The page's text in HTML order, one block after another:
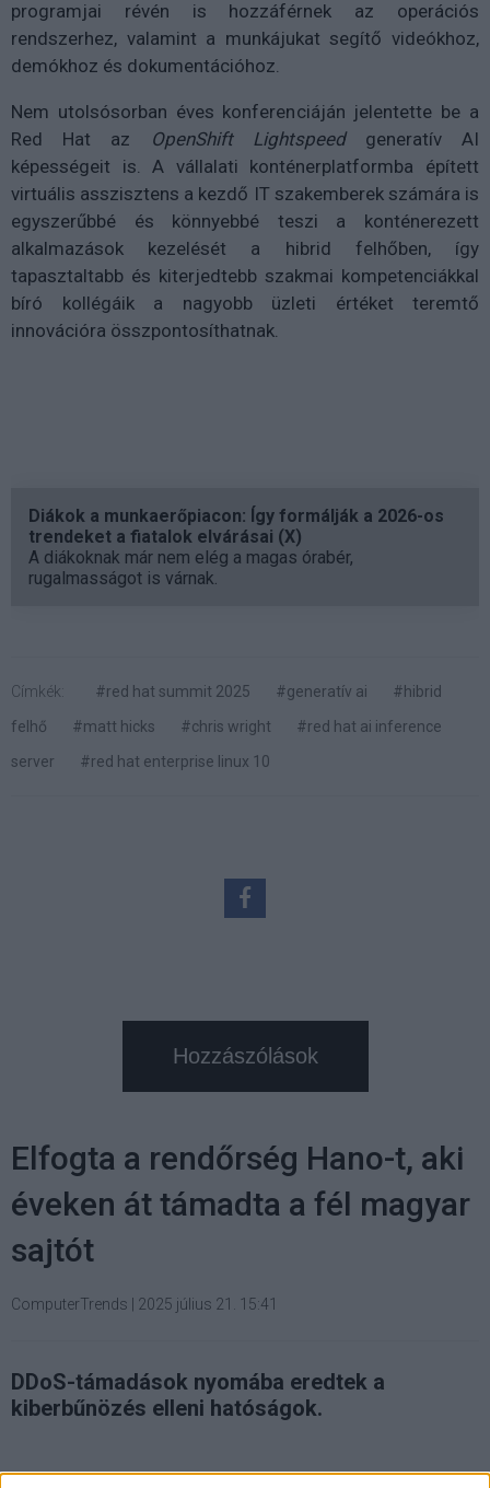
programjai révén is hozzáférnek az operációs
rendszerhez, valamint a munkájukat segítő videókhoz,
demókhoz és dokumentációhoz.
Nem utolsósorban éves konferenciáján jelentette be a
Red Hat az
OpenShift Lightspeedgeneratív AI
képességeit is. A vállalati konténerplatformba épített
virtuális asszisztens a kezdő IT szakemberek számára is
egyszerűbbé és könnyebbé teszi a konténerezett
alkalmazások kezelését a hibrid felhőben, így
tapasztaltabb és kiterjedtebb szakmai kompetenciákkal
bíró kollégáik a nagyobb üzleti értéket teremtő
innovációra összpontosíthatnak.
Diákok a munkaerőpiacon: Így formálják a 2026-os
trendeket a fiatalok elvárásai (X)
A diákoknak már nem elég a magas órabér,
rugalmasságot is várnak.
Címkék: #red hat summit 2025 #generatív ai
#hibrid
felhő
#matt hicks #chris wright
#red hat ai inference
server
#red hat enterprise linux 10
Hozzászólások
Elfogta a rendőrség Hano-t, aki
éveken át támadta a fél magyar
sajtót
ComputerTrends 2025 július 21. 15:41
DDoS-támadások nyomába eredtek a
kiberbűnözés elleni hatóságok.